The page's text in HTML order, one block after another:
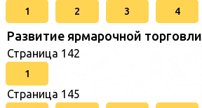
1 2 3 4
Развитие ярмарочной торговли
Страница 142
1
Страница 145